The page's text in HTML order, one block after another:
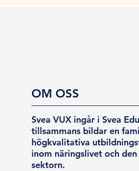
OM OSS
Svea VUX ingår i Svea
tillsammans bildar en
högkvalitativa
inom näringslivet och
sektorn.